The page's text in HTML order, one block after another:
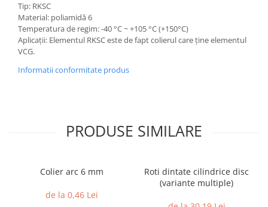
Tip: RKSC
Material: poliamidă 6
Temperatura de regim: -40 °C ~ +105 °C (+150°C)
Aplicații: Elementul RKSC este de fapt colierul care ține elementul
VCG.
Informatii conformitate produs
PRODUSE SIMILARE
Colier arc 6 mm
de la 0,46 Lei
Roti dintate cilindrice disc
(variante multiple)